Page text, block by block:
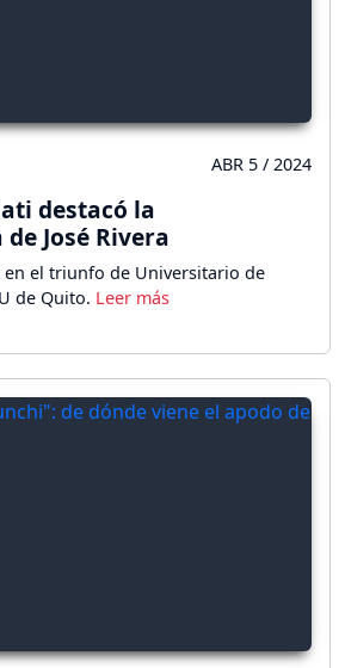
ABR 5 / 2024
destacó la
José Rivera
en el triunfo de Universitario de
de Quito.